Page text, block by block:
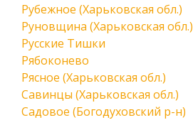
Рубежное (Харьковская обл.)
Руновщина (Харьковская обл.)
Русские Тишки
Рябоконево
Рясное (Харьковская обл.)
Савинцы (Харьковская обл.)
Садовое (Богодуховский р-н)